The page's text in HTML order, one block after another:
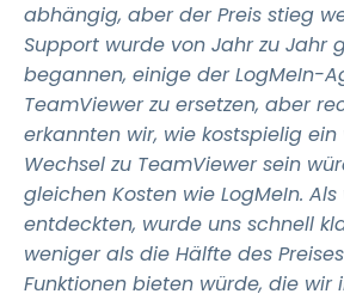
abhängig, aber der Preis stieg
Support wurde von Jahr zu Jahr
begannen, einige der LogMeIn-
TeamViewer zu ersetzen, aber
erkannten wir, wie kostspielig
Wechsel zu TeamViewer sein
gleichen Kosten wie LogMeIn.
entdeckten, wurde uns schnell
weniger als die Hälfte des
Funktionen bieten würde, die wir